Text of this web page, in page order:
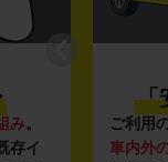
み。
存イ
「
ご利用
車内外